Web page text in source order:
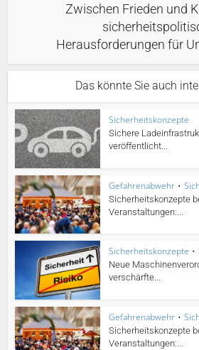
Zwischen Frieden und
Herausforderungen für
Das könnte Sie auch
Sicherheitskonzepte
Sichere
veröffentlicht...
Gefahrenabwehr •
Sicherheitskonzepte
Veranstaltungen:...
Sicherheitskonzepte •
Neue
verschärfte...
Gefahrenabwehr •
Sicherheitskonzepte
Veranstaltungen:...